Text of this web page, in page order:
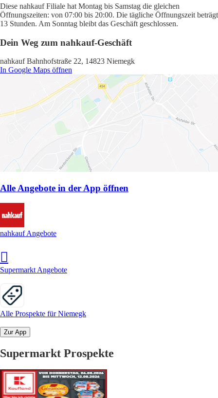
Diese nahkauf Filiale hat Montag bis Samstag die gleichen
Öffnungszeiten: von 07:00 bis 20:00. Die tägliche Öffnungszeit beträgt
13 Stunden. Am Sonntag bleibt das Geschäft geschlossen.
Dein Weg zum nahkauf-Geschäft
nahkauf Bahnhofstraße 22, 14823 Niemegk
In Google Maps öffnen
Alle Angebote in der App öffnen
nahkauf Angebote
Supermarkt Angebote
Alle Prospekte für Niemegk
Zur App
Supermarkt Prospekte